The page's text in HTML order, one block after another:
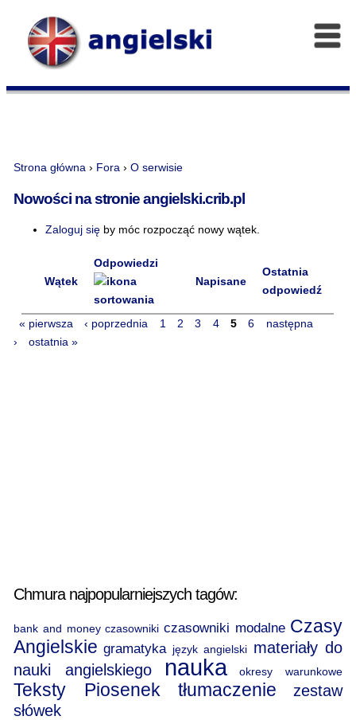
Strona główna› Fora› O serwisie
Nowości na stronie angielski.crib.pl
Zaloguj sięby móc rozpocząć nowy wątek.
Wątek
Odpowiedzi
Napisane
Ostatnia
odpowiedź
« pierwsza ‹ poprzednia 1 2 3 4 5 6
następna
›
ostatnia »
Chmura najpopularniejszych tagów:
bank and money czasowniki czasowniki modalne Czasy
Angielskie gramatyka język angielski materiały do
nauki angielskiego
nauka okresy warunkowe
Teksty Piosenek tłumaczenie
zestaw
słówek